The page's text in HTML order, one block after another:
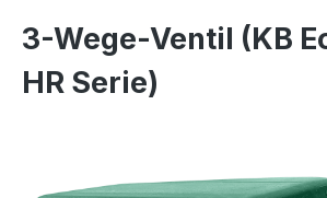
3-Wege-Ventil (KB
HR Serie)
Bildergalerie überspringen